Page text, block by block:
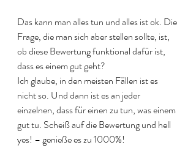
Das kann man alles tun und alles ist ok. Die
Frage, die man sich aber stellen sollte, ist,
ob diese Bewertung funktional dafür ist,
dass es einem gut geht?
Ich glaube, in den meisten Fällen ist es
nicht so. Und dann ist es an jeder
einzelnen, dass für einen zu tun, was einem
gut tu. Scheiß auf die Bewertung und hell
yes! – genieße es zu 1000%!